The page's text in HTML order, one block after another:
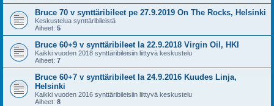
Bruce 70 v synttäribileet pe 27.9.2019 On The Rocks, Helsinki
Keskustelua synttäribileistä
Aiheet: 5
Bruce 60+9 v synttäribileet la 22.9.2018 Virgin Oil, HKI
Kaikki vuoden 2018 synttäribileisiin liittyvä keskustelu
Aiheet: 7
Bruce 60+7 v synttäribileet la 24.9.2016 Kuudes Linja,
Helsinki
Kaikki vuoden 2016 synttäribileisiin liittyvä keskustelu
Aiheet: 8